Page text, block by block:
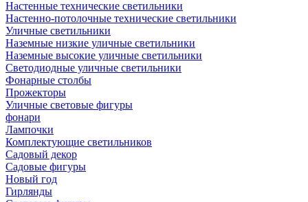
Настенные технические светильники
Настенно-потолочные технические светильники
Уличные светильники
Наземные низкие уличные светильники
Наземные высокие уличные светильники
Светодиодные уличные светильники
Фонарные столбы
Прожекторы
Уличные световые фигуры
фонари
Лампочки
Комплектующие светильников
Садовый декор
Садовые фигуры
Новый год
Гирлянды